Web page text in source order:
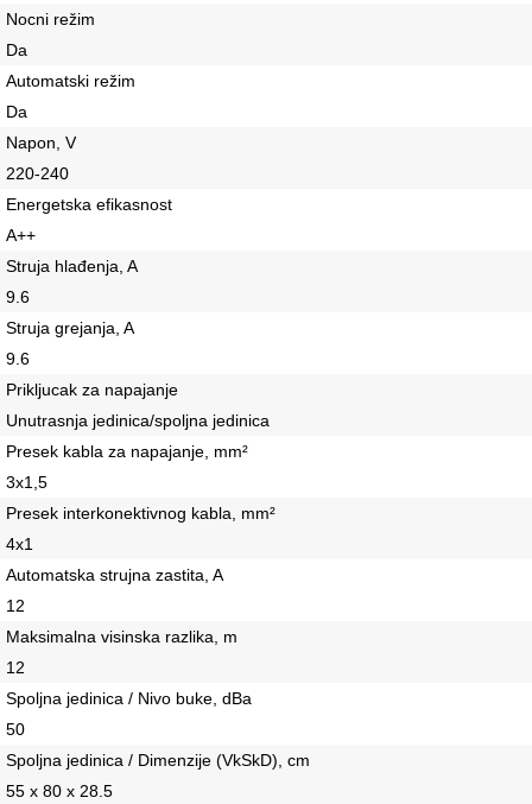
Nocni režim
Da
Automatski režim
Da
Napon, V
220-240
Energetska efikasnost
A++
Struja hlađenja, A
9.6
Struja grejanja, A
9.6
Prikljucak za napajanje
Unutrasnja jedinica/spoljna jedinica
Presek kabla za napajanje, mm²
3х1,5
Presek interkonektivnog kabla, mm²
4х1
Automatska strujna zastita, A
12
Maksimalna visinska razlika, m
12
Spoljna jedinica / Nivo buke, dBa
50
Spoljna jedinica / Dimenzije (VkSkD), сm
55 x 80 x 28.5